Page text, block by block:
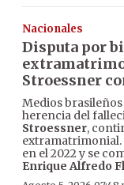
Nacionales
Disputa por
Stroessner
Medios
herencia del
Stroessner,
extramatrimonial.
en el 2022 y se
Enrique Alfredo